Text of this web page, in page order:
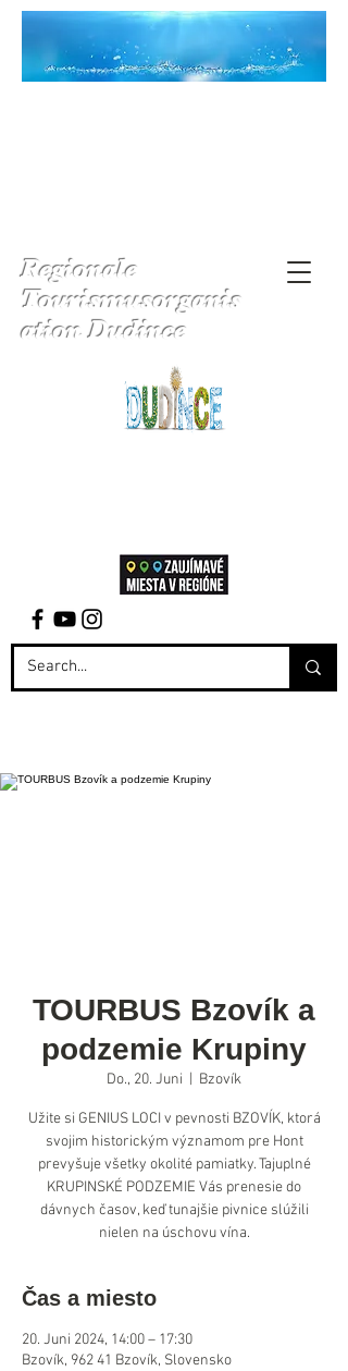
Regionale
Tourismusorganis
ation Dudince
TOURBUS Bzovík a
podzemie Krupiny
Do., 20. Juni Bzovík
Užite si GENIUS LOCI v pevnosti BZOVÍK, ktorá
svojim historickým významom pre Hont
prevyšuje všetky okolité pamiatky. Tajuplné
KRUPINSKÉ PODZEMIE Vás prenesie do
dávnych časov, keď tunajšie pivnice slúžili
nielen na úschovu vína.
Čas a miesto
20. Juni 2024, 14:00 – 17:30
Bzovík, 962 41 Bzovík, Slovensko